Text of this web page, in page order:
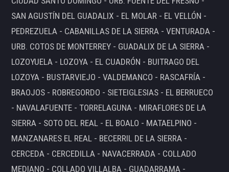
SAN AGUSTÍN DEL GUADALIX - EL MOLAR - EL VELLÓN -
PEDREZUELA - CABANILLAS DE LA SIERRA - VENTURADA -
URB. COTOS DE MONTERREY - GUADALIX DE LA SIERRA -
LOZOYUELA - LOZOYA - EL CUADRÓN - BUITRAGO DEL
LOZOYA - BUSTARVIEJO - VALDEMANCO - RASCAFRÍA -
BRAOJOS - ROBREGORDO - SIETEIGLESIAS - EL BERRUECO
- NAVALAFUENTE - TORRELAGUNA - MIRAFLORES DE LA
SIERRA - SOTO DEL REAL - EL BOALO - MATAELPINO -
MANZANARES EL REAL - BECERRIL DE LA SIERRA -
CERCEDA - CERCEDILLA - NAVACERRADA - COLLADO
MEDIANO - COLLADO VILLALBA - GUADARRAMA -